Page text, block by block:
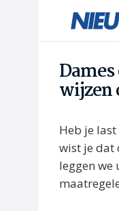
wijzen
Heb je
wist je dat
leggen we